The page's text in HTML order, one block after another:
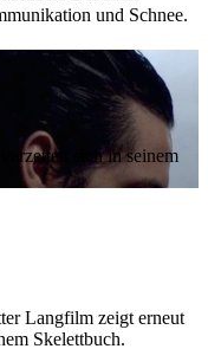
und Schnee.
sich in seinem
Langfilm zeigt erneut
Skelettbuch.